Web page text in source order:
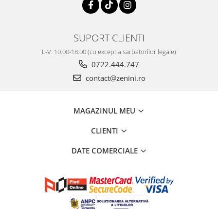
SUPORT CLIENTI
L-V: 10.00-18.00 (cu exceptia sarbatorilor legale)
0722.444.747
contact@zenini.ro
MAGAZINUL MEU
CLIENTI
DATE COMERCIALE